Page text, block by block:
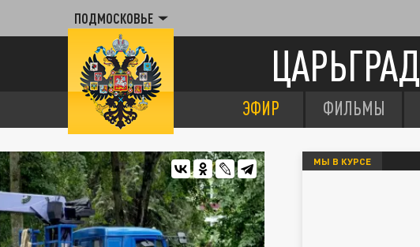
ПОДМОСКОВЬЕ
ЦАРЬГРАД
ЭФИР ФИЛЬМЫ
МЫ В КУРСЕ